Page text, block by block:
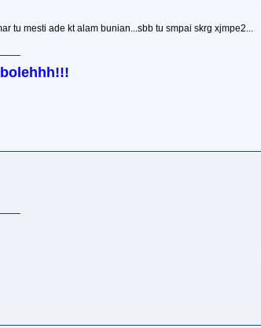
tu mesti ade kt alam bunian...sbb tu smpai skrg xjmpe2...